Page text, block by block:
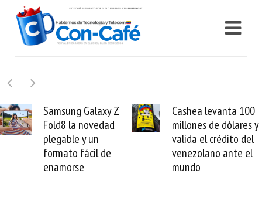
Z
Cashea levanta 100
millones de dólares y
valida el crédito del
venezolano ante el
mundo
El buque
Sentinel
reparación
cable de